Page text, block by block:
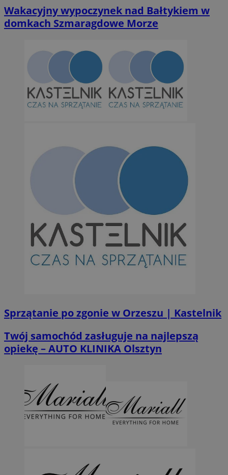
Wakacyjny wypoczynek nad Bałtykiem w
domkach Szmaragdowe Morze
Sprzątanie po zgonie w Orzeszu | Kastelnik
Twój samochód zasługuje na najlepszą
opiekę – AUTO KLINIKA Olsztyn